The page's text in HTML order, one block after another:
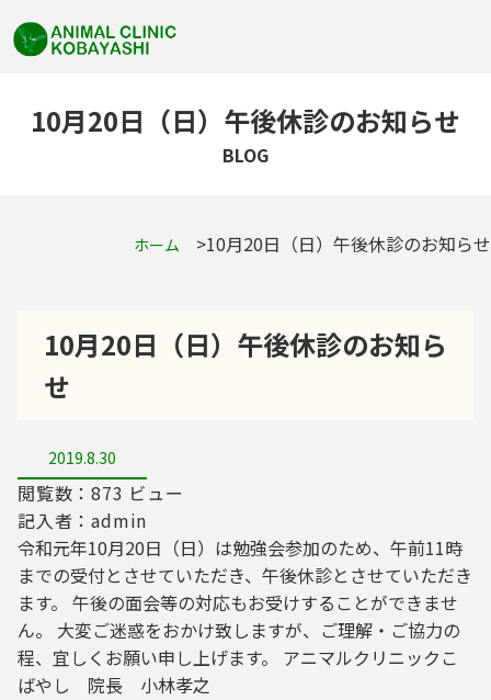
10月20日（日）午後休診のお知らせ
BLOG
ホーム 10月20日（日）午後休診のお知らせ
10月20日（日）午後休診のお知ら
せ
2019.8.30
閲覧数：873 ビュー
記入者：admin
令和元年10月20日（日）は勉強会参加のため、午前11時
までの受付とさせていただき、午後休診とさせていただき
ます。 午後の面会等の対応もお受けすることができませ
ん。 大変ご迷惑をおかけ致しますが、ご理解・ご協力の
程、宜しくお願い申し上げます。 アニマルクリニックこ
ばやし 院長 小林孝之